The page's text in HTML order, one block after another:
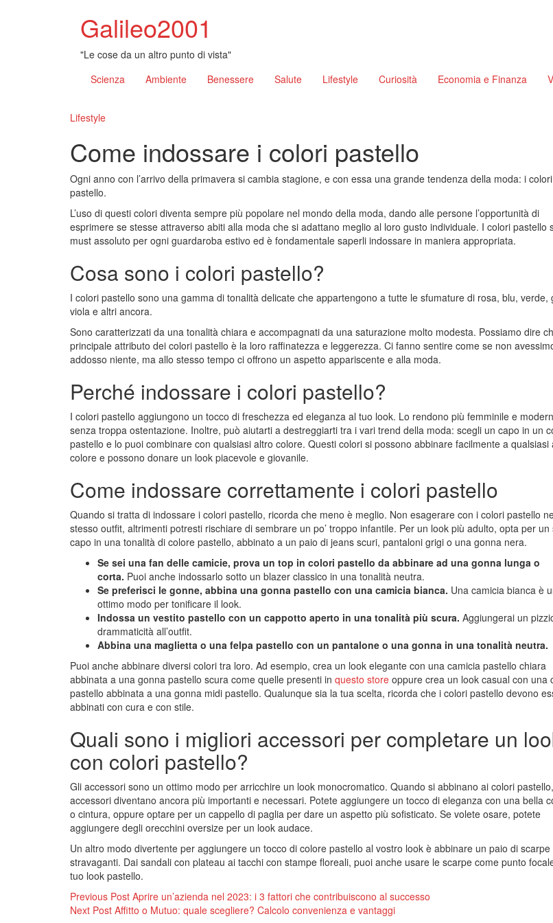
Galileo2001
"Le cose da un altro punto di vista"
Scienza
Ambiente Benessere Salute Lifestyle Curiosità Economia e Finanza
Lifestyle
Come indossare i colori pastello
Ogni anno con l’arrivo della primavera si cambia stagione, e con essa una grande tendenza della moda: i colori
pastello.
L’uso di questi colori diventa sempre più popolare nel mondo della moda, dando alle persone l’opportunità di
esprimere se stesse attraverso abiti alla moda che si adattano meglio al loro gusto individuale. I colori pastello
must assoluto per ogni guardaroba estivo ed è fondamentale saperli indossare in maniera appropriata.
Cosa sono i colori pastello?
I colori pastello sono una gamma di tonalità delicate che appartengono a tutte le sfumature di rosa, blu, verde,
viola e altri ancora.
Sono caratterizzati da una tonalità chiara e accompagnati da una saturazione molto modesta. Possiamo dire
principale attributo dei colori pastello è la loro raffinatezza e leggerezza. Ci fanno sentire come se non
addosso niente, ma allo stesso tempo ci offrono un aspetto appariscente e alla moda.
Perché indossare i colori pastello?
I colori pastello aggiungono un tocco di freschezza ed eleganza al tuo look. Lo rendono più femminile e
senza troppa ostentazione. Inoltre, può aiutarti a destreggiarti tra i vari trend della moda: scegli un capo in un
pastello e lo puoi combinare con qualsiasi altro colore. Questi colori si possono abbinare facilmente a qualsiasi
colore e possono donare un look piacevole e giovanile.
Come indossare correttamente i colori pastello
Quando si tratta di indossare i colori pastello, ricorda che meno è meglio. Non esagerare con i colori pastello
stesso outfit, altrimenti potresti rischiare di sembrare un po’ troppo infantile. Per un look più adulto, opta per un
capo in una tonalità di colore pastello, abbinato a un paio di jeans scuri, pantaloni grigi o una gonna nera.
Se sei una fan delle camicie, prova un top in colori pastello da abbinare ad una gonna lunga o
corta. Puoi anche indossarlo sotto un blazer classico in una tonalità neutra.
Se preferisci le gonne, abbina una gonna pastello con una camicia bianca. Una camicia bianca è
ottimo modo per tonificare il look.
Indossa un vestito pastello con un cappotto aperto in una tonalità più scura. Aggiungerai un
drammaticità all’outfit.
Abbina una maglietta o una felpa pastello con un pantalone o una gonna in una tonalità neutra.
Puoi anche abbinare diversi colori tra loro. Ad esempio, crea un look elegante con una camicia pastello chiara
abbinata a una gonna pastello scura come quelle presenti in questo store oppure crea un look casual con una
pastello abbinata a una gonna midi pastello. Qualunque sia la tua scelta, ricorda che i colori pastello devono
abbinati con cura e con stile.
Quali sono i migliori accessori per completare un
con colori pastello?
Gli accessori sono un ottimo modo per arricchire un look monocromatico. Quando si abbinano ai colori
accessori diventano ancora più importanti e necessari. Potete aggiungere un tocco di eleganza con una bella
o cintura, oppure optare per un cappello di paglia per dare un aspetto più sofisticato. Se volete osare, potete
aggiungere degli orecchini oversize per un look audace.
Un altro modo divertente per aggiungere un tocco di colore pastello al vostro look è abbinare un paio di scarpe
stravaganti. Dai sandali con plateau ai tacchi con stampe floreali, puoi anche usare le scarpe come punto
tuo look pastello.
Navigazione
Previous Post Aprire un’azienda nel 2023: i 3 fattori che contribuiscono al successo
Next Post Affitto o Mutuo: quale scegliere? Calcolo convenienza e vantaggi